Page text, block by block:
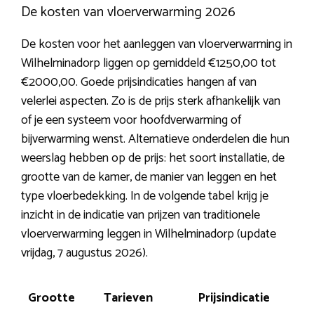
De kosten van vloerverwarming 2026
De kosten voor het aanleggen van vloerverwarming in
Wilhelminadorp liggen op gemiddeld €1250,00 tot
€2000,00. Goede prijsindicaties hangen af van
velerlei aspecten. Zo is de prijs sterk afhankelijk van
of je een systeem voor hoofdverwarming of
bijverwarming wenst. Alternatieve onderdelen die hun
weerslag hebben op de prijs: het soort installatie, de
grootte van de kamer, de manier van leggen en het
type vloerbedekking. In de volgende tabel krijg je
inzicht in de indicatie van prijzen van traditionele
vloerverwarming leggen in Wilhelminadorp (update
vrijdag, 7 augustus 2026).
Grootte
Tarieven
Prijsindicatie